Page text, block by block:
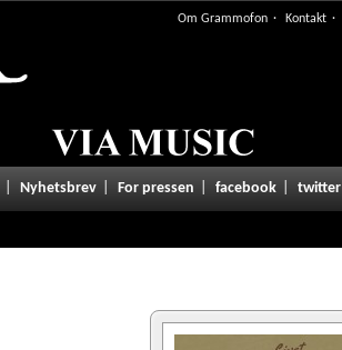
Om Grammofon Kontakt
Nyhetsbrev For pressen facebook twitter